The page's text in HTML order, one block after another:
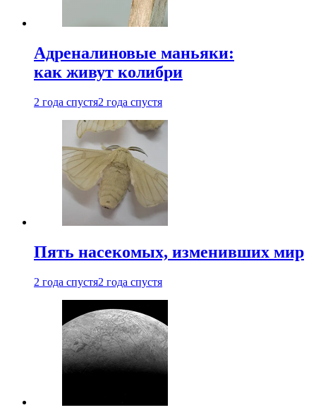
Адреналиновые маньяки:
как живут колибри
2 года спустя2 года спустя
Пять насекомых, изменивших мир
2 года спустя2 года спустя